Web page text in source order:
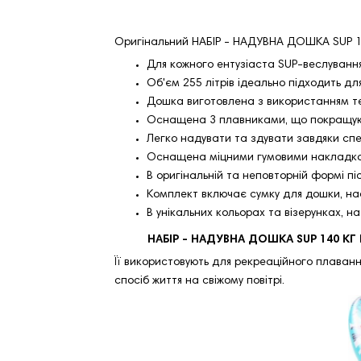
Оригінальний НАБІР - НАДУВНА ДОШКА SUP
Для кожного ентузіаста SUP-
Об'єм 255 літрів ідеально підходить
Дошка виготовлена ​​з використанням
Оснащена 3 плавниками, що
Легко надувати та здувати завдяки
Оснащена міцними гумовими
В оригінальній та неповторній формі
Комплект включає сумку для дошки,
В унікальних кольорах та візерунках,
НАБІР - НАДУВНА ДОШКА SUP 140 КГ
Її використовують для рекреаційного
спосіб життя на свіжому повітрі.